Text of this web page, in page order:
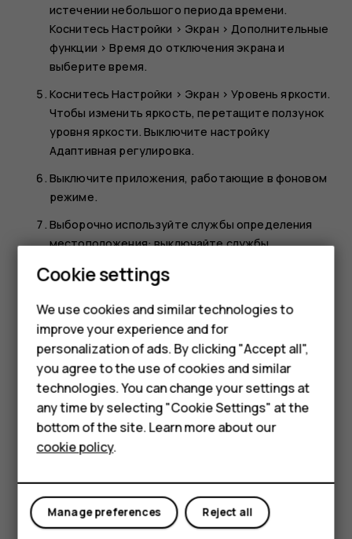
Smartphones
Feature phones
Phones for kids
Accessories
HMD Terra M
For business
Tablets
истечении небольшого периода времени.
КоснитесьНастройки > Экран >Дополнительные
функции >Время до отключения экрана и
выберите время.
КоснитесьНастройки > Экран >Уровень яркости.
Чтобы изменить яркость, перетащите ползунок
уровня яркости. Выключите настройку
Адаптивная регулировка.
Выключите приложения, работающие в фоновом
режиме.
Выборочно используйте службы определения
местоположения: выключайте службы
требуются. Коснитесь
Используйте сетевые подключения
избирательно: включайте Bluetooth только при
необходимости. Для подключения к Интернету
используйте Wi-Fi, а не передачу данных по
мобильной сети. Отключите в телефоне функцию
сканирования доступных беспроводных сетей.
Коснитесь
отключите использование
его каким-либо другим образом и не хотите
совершать или принимать вызовы, включите
режим полета. Коснитесь элементов
Cookie settings
We use cookies and similar technologies to
improve your experience and for
personalization of ads. By clicking "Accept all",
you agree to the use of cookies and similar
technologies. You can change your settings at
any time by selecting "Cookie Settings" at the
bottom of the site. Learn more about our
cookie policy.
Reject all
Manage preferences